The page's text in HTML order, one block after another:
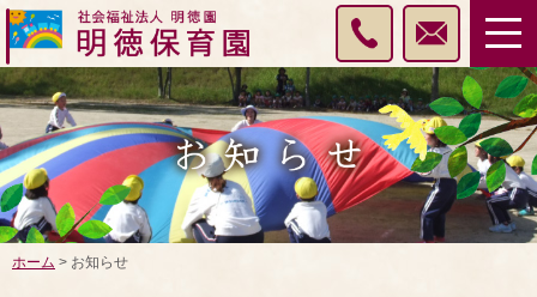
ホーム > お知らせ